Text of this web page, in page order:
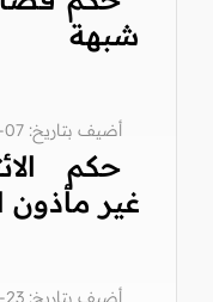
شبهة
أضيف بتاريخ: 07-06-2011
حكم
غير مأذون
أضيف بتاريخ: 23-07-2012